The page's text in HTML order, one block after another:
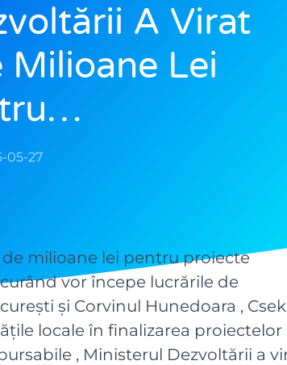
A Virat
Milioane Lei
05-27
milioane lei pentru proiecte
vor începe lucrările de
și Corvinul Hunedoara ,
locale în finalizarea proiectelor
, Ministerul Dezvoltării a